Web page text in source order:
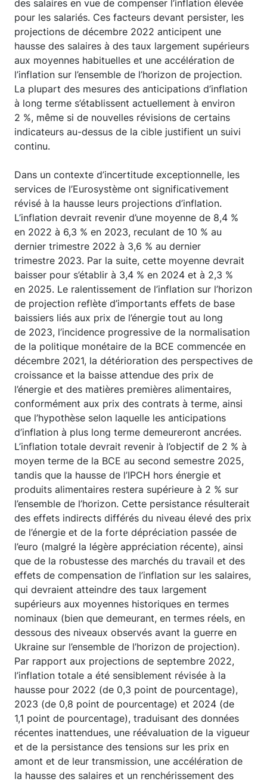
des salaires en vue de compenser l’inflation élevée
pour les salariés. Ces facteurs devant persister, les
projections de décembre 2022 anticipent une
hausse des salaires à des taux largement supérieurs
aux moyennes habituelles et une accélération de
l’inflation sur l’ensemble de l’horizon de projection.
La plupart des mesures des anticipations d’inflation
à long terme s’établissent actuellement à environ
2 %, même si de nouvelles révisions de certains
indicateurs au-dessus de la cible justifient un suivi
continu.
Dans un contexte d’incertitude exceptionnelle, les
services de l’Eurosystème ont significativement
révisé à la hausse leurs projections d’inflation.
L’inflation devrait revenir d’une moyenne de 8,4 %
en 2022 à 6,3 % en 2023, reculant de 10 % au
dernier trimestre 2022 à 3,6 % au dernier
trimestre 2023. Par la suite, cette moyenne devrait
baisser pour s’établir à 3,4 % en 2024 et à 2,3 %
en 2025. Le ralentissement de l’inflation sur l’horizon
de projection reflète d’importants effets de base
baissiers liés aux prix de l’énergie tout au long
de 2023, l’incidence progressive de la normalisation
de la politique monétaire de la BCE commencée en
décembre 2021, la détérioration des perspectives de
croissance et la baisse attendue des prix de
l’énergie et des matières premières alimentaires,
conformément aux prix des contrats à terme, ainsi
que l’hypothèse selon laquelle les anticipations
d’inflation à plus long terme demeureront ancrées.
L’inflation totale devrait revenir à l’objectif de 2 % à
moyen terme de la BCE au second semestre 2025,
tandis que la hausse de l’IPCH hors énergie et
produits alimentaires restera supérieure à 2 % sur
l’ensemble de l’horizon. Cette persistance résulterait
des effets indirects différés du niveau élevé des prix
de l’énergie et de la forte dépréciation passée de
l’euro (malgré la légère appréciation récente), ainsi
que de la robustesse des marchés du travail et des
effets de compensation de l’inflation sur les salaires,
qui devraient atteindre des taux largement
supérieurs aux moyennes historiques en termes
nominaux (bien que demeurant, en termes réels, en
dessous des niveaux observés avant la guerre en
Ukraine sur l’ensemble de l’horizon de projection).
Par rapport aux projections de septembre 2022,
l’inflation totale a été sensiblement révisée à la
hausse pour 2022 (de 0,3 point de pourcentage),
2023 (de 0,8 point de pourcentage) et 2024 (de
1,1 point de pourcentage), traduisant des données
récentes inattendues, une réévaluation de la vigueur
et de la persistance des tensions sur les prix en
amont et de leur transmission, une accélération de
la hausse des salaires et un renchérissement des